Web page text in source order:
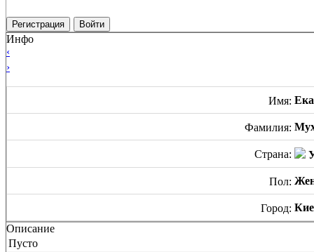
Регистрация Войти
Инфо
‹
›
Имя:
Фамилия:
Страна:
Пол:
Город:
Описание
Пусто